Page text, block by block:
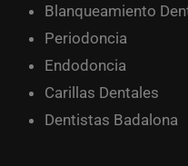
Blanqueamiento
Periodoncia
Endodoncia
Carillas Dentales
Dentistas Badalona